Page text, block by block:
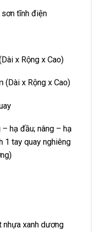
sơn tĩnh điện
x Rộng x Cao)
(Dài x Rộng x Cao)
– hạ đầu; nâng – hạ
1 tay quay nghiêng
nhựa xanh dương